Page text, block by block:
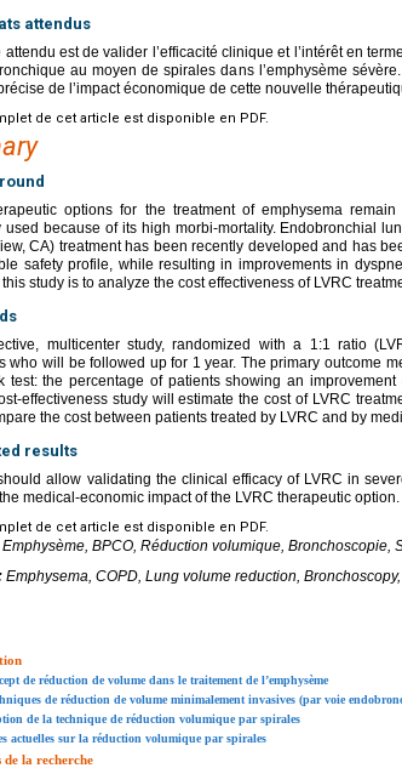
attendus
attendu est de valider l’efficacité clinique et l’intérêt en
au moyen de spirales dans l’emphysème
de l’impact économique de cette nouvelle
de cet article est disponible en PDF.
options for the treatment of emphysema
used because of its high morbi-mortality. Endobronchial
CA) treatment has been recently developed and has
safety profile, while resulting in improvements in
study is to analyze the cost effectiveness of LVRC
multicenter study, randomized with a 1:1 ratio
who will be followed up for 1 year. The primary outcome
test: the percentage of patients showing an
effectiveness study will estimate the cost of LVRC
the cost between patients treated by LVRC and by
results
allow validating the clinical efficacy of LVRC in
medical-economic impact of the LVRC therapeutic option.
de cet article est disponible en PDF.
Emphysème, BPCO, Réduction volumique, Bronchoscopie,
Emphysema, COPD, Lung volume reduction,
de réduction de volume dans le traitement de l’emphysème
de réduction de volume minimalement invasives (par voie
de la technique de réduction volumique par spirales
actuelles sur la réduction volumique par spirales
la recherche